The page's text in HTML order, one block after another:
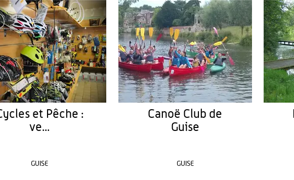
et Pêche :
ve...
GUISE
Canoë Club de
Guise
GUISE